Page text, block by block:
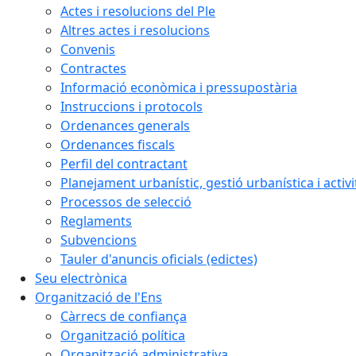
Actes i resolucions del Ple
Altres actes i resolucions
Convenis
Contractes
Informació econòmica i pressupostària
Instruccions i protocols
Ordenances generals
Ordenances fiscals
Perfil del contractant
Planejament urbanístic, gestió urbanística i
Processos de selecció
Reglaments
Subvencions
Tauler d'anuncis oficials (edictes)
Seu electrònica
Organització de l'Ens
Càrrecs de confiança
Organització política